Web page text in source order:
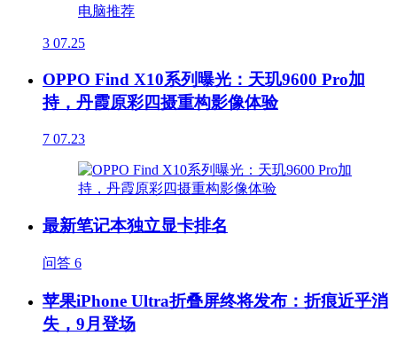
3 07.25
OPPO Find X10系列曝光：天玑9600 Pro加
持，丹霞原彩四摄重构影像体验
7 07.23
最新笔记本独立显卡排名
问答 6
苹果iPhone Ultra折叠屏终将发布：折痕近乎消
失，9月登场